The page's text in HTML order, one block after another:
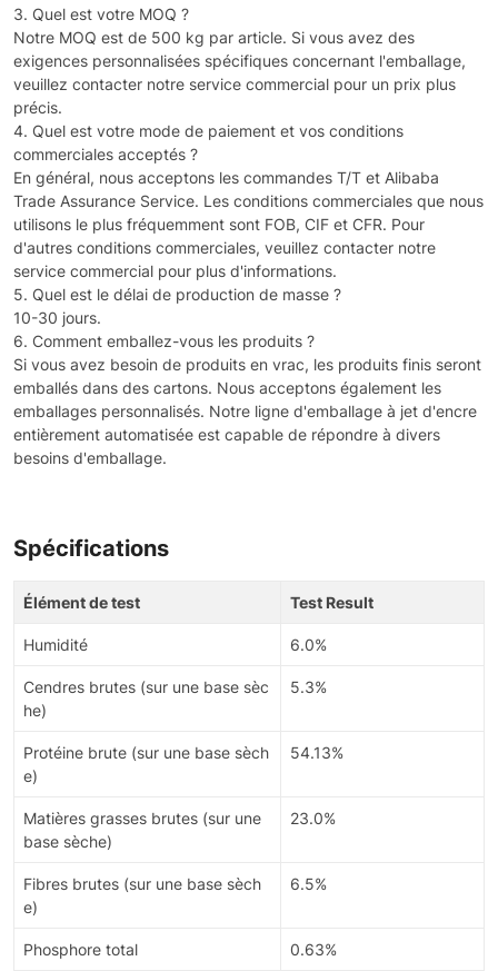
3. Quel est votre MOQ ?
Notre MOQ est de 500 kg par article. Si vous avez des
exigences personnalisées spécifiques concernant l'emballage,
veuillez contacter notre service commercial pour un prix plus
précis.
4. Quel est votre mode de paiement et vos conditions
commerciales acceptés ?
En général, nous acceptons les commandes T/T et Alibaba
Trade Assurance Service. Les conditions commerciales que nous
utilisons le plus fréquemment sont FOB, CIF et CFR. Pour
d'autres conditions commerciales, veuillez contacter notre
service commercial pour plus d'informations.
5. Quel est le délai de production de masse ?
10-30 jours.
6. Comment emballez-vous les produits ?
Si vous avez besoin de produits en vrac, les produits finis seront
emballés dans des cartons. Nous acceptons également les
emballages personnalisés. Notre ligne d'emballage à jet d'encre
entièrement automatisée est capable de répondre à divers
besoins d'emballage.
Spécifications
Élément de test Test Result
Humidité
6.0%
Cendres brutes (sur une base sèc
he)
5.3%
Protéine brute (sur une base sèch
e)
54.13%
Matières grasses brutes (sur une
base sèche)
23.0%
Fibres brutes (sur une base sèch
e)
6.5%
Phosphore total
0.63%